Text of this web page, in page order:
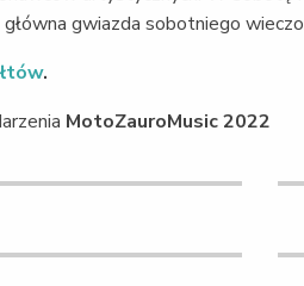
główna gwiazda sobotniego
.
MotoZauroMusic 2022